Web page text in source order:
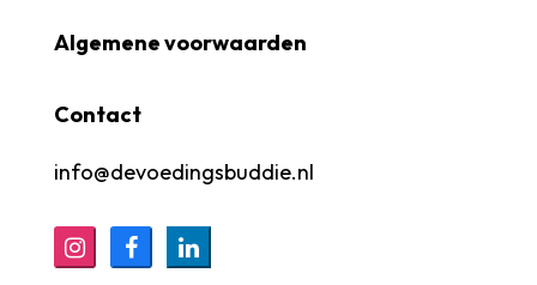
Algemene voorwaarden
Contact
info@devoedingsbuddie.nl